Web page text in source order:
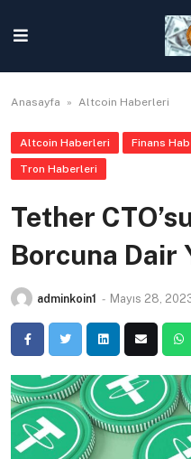
content
Anasayfa » Altcoin Haberleri
Altcoin Haberleri Finans
Tron Haberleri
Tether
Borcuna Dair
adminkoin1 - Mayıs 28,